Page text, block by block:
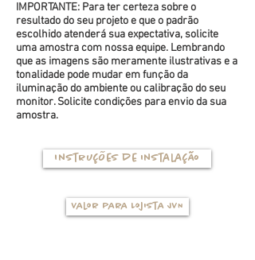
IMPORTANTE: Para ter certeza sobre o
resultado do seu projeto e que o padrão
escolhido atenderá sua expectativa, solicite
uma amostra com nossa equipe. Lembrando
que as imagens são meramente ilustrativas e a
tonalidade pode mudar em função da
iluminação do ambiente ou calibração do seu
monitor. Solicite condições para envio da sua
amostra.
Instruções de instalação
Valor para Lojista JVN